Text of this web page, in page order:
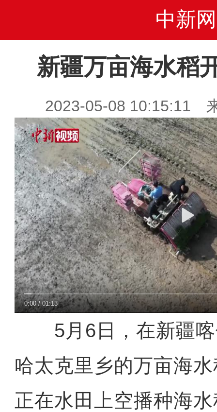
中新网
新疆万亩海水稻
2023-05-08 10:15:11
0:00/01:13
5月6日，在新疆喀
哈太克里乡的万亩海
正在水田上空播种海